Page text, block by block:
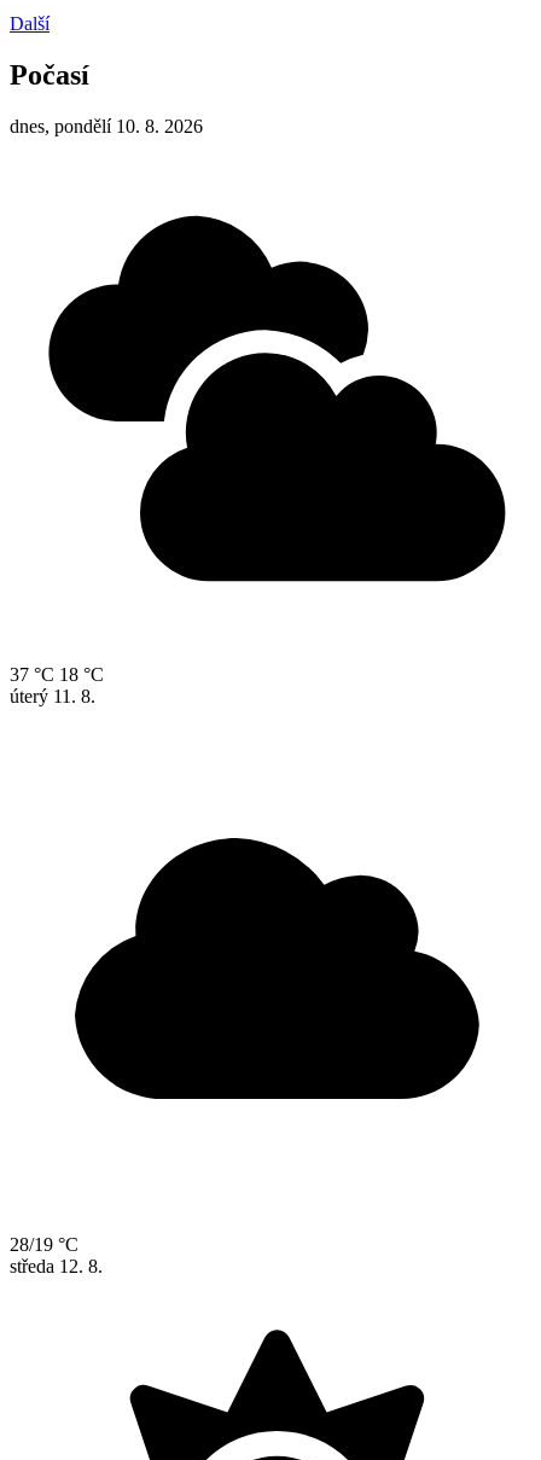
Další
Počasí
dnes, pondělí 10. 8. 2026
37 °C 18 °C
úterý 11. 8.
28/19 °C
středa 12. 8.